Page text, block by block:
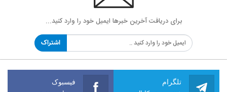
برای دریافت آخرین خبرها ایمیل خود را وارد کنید...
اشتراک
تلگرام فیسبوک